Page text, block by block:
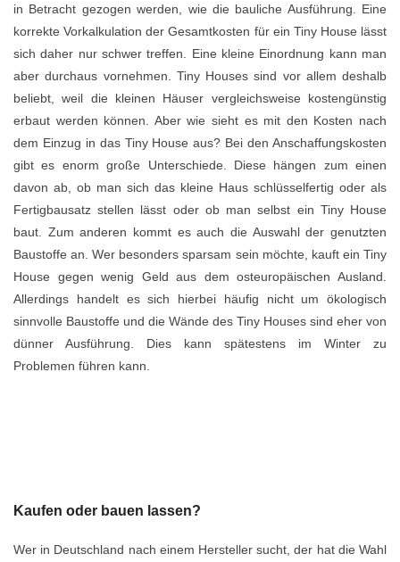
in Betracht gezogen werden, wie die bauliche Ausführung. Eine
korrekte Vorkalkulation der Gesamtkosten für ein Tiny House lässt
sich daher nur schwer treffen. Eine kleine Einordnung kann man
aber durchaus vornehmen. Tiny Houses sind vor allem deshalb
beliebt, weil die kleinen Häuser vergleichsweise kostengünstig
erbaut werden können. Aber wie sieht es mit den Kosten nach
dem Einzug in das Tiny House aus? Bei den Anschaffungskosten
gibt es enorm große Unterschiede. Diese hängen zum einen
davon ab, ob man sich das kleine Haus schlüsselfertig oder als
Fertigbausatz stellen lässt oder ob man selbst ein Tiny House
baut. Zum anderen kommt es auch die Auswahl der genutzten
Baustoffe an. Wer besonders sparsam sein möchte, kauft ein Tiny
House gegen wenig Geld aus dem osteuropäischen Ausland.
Allerdings handelt es sich hierbei häufig nicht um ökologisch
sinnvolle Baustoffe und die Wände des Tiny Houses sind eher von
dünner Ausführung. Dies kann spätestens im Winter zu
Problemen führen kann.
Kaufen oder bauen lassen?
Wer in Deutschland nach einem Hersteller sucht, der hat die Wahl